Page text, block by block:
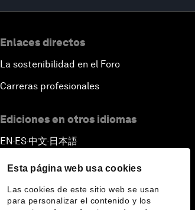
Esta página web usa cookies
Las cookies de este sitio web se usan
para personalizar el contenido y los
Enlaces directos
La sostenibilidad en el Foro
Carreras profesionales
Ediciones en otros idiomas
EN ▪ES▪中文▪ 日本語